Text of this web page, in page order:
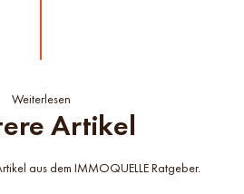
Weiterlesen
Artikel
aus dem IMMOQUELLE Ratgeber.